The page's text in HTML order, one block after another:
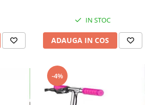
IN STOC
ADAUGA IN COS
-4%